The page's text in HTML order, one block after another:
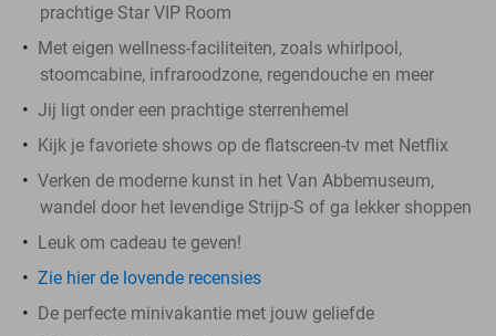
prachtige Star VIP Room
Met eigen wellness-faciliteiten, zoals whirlpool,
stoomcabine, infraroodzone, regendouche en meer
Jij ligt onder een prachtige sterrenhemel
Kijk je favoriete shows op de flatscreen-tv met Netflix
Verken de moderne kunst in het Van Abbemuseum,
wandel door het levendige Strijp-S of ga lekker shoppen
Leuk om cadeau te geven!
Zie hier de lovende recensies
De perfecte minivakantie met jouw geliefde